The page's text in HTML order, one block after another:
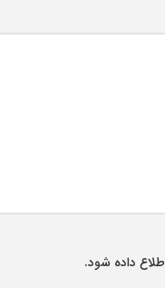
داده شود.